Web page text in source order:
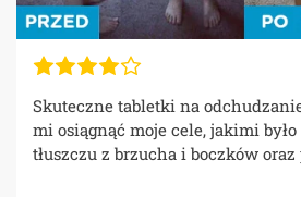
Skuteczne tabletki na
mi osiągnąć moje cele, jakimi
tłuszczu z brzucha i boczków